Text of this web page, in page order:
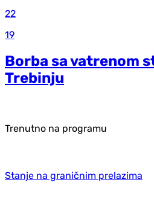
22
19
Borba sa vatrenom
Trebinju
Trenutno na programu
Stanje na graničnim prelazima